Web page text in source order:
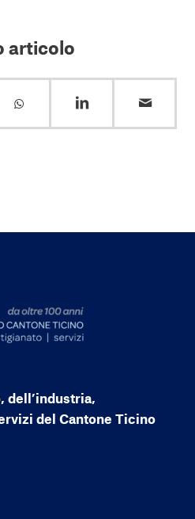
articolo
dell’industria,
del Cantone Ticino